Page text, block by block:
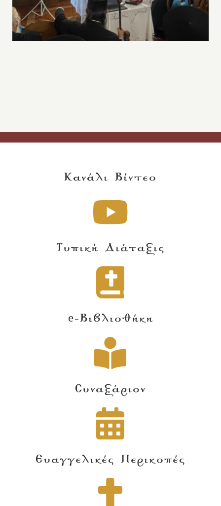
Κανάλι Βίντεο
Τυπική Διάταξις
e-Βιβλιοθήκη
Συναξάριον
Ευαγγελικές Περικοπές